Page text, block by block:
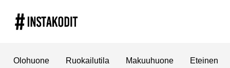
Olohuone Ruokailutila Makuuhuone Eteinen